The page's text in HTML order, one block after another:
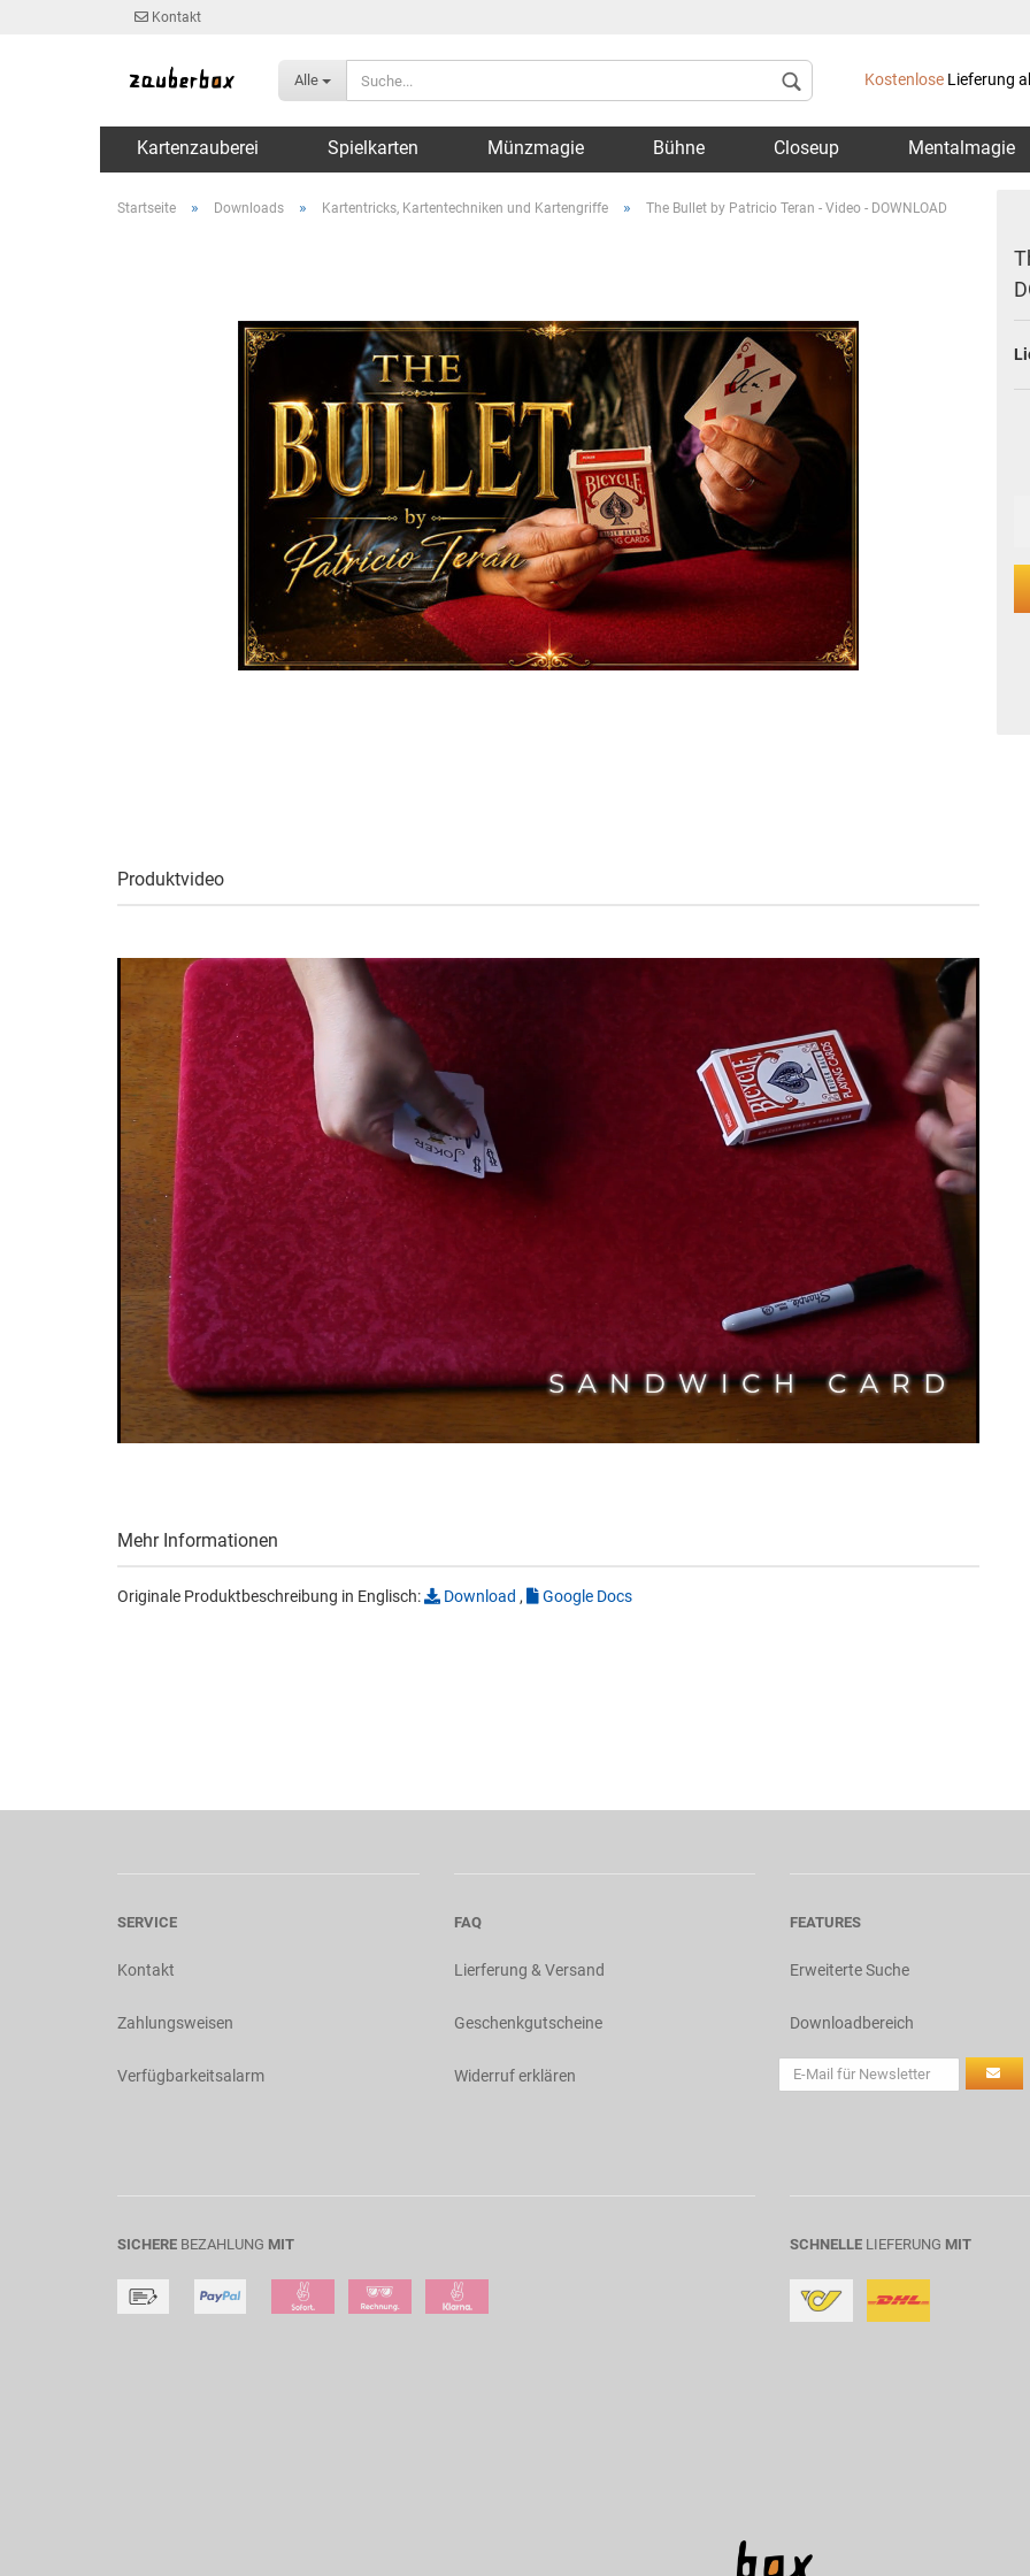
Kontakt
Lieferland
Alle Kostenlose Lieferung
Kartenzauberei Spielkarten Münzmagie Bühne Closeup Mentalmagie
Startseite » Downloads » Kartentricks, Kartentechniken und Kartengriffe » The Bullet by Patricio Teran - Video - DOWNLOAD
Produktvideo
Mehr Informationen
Originale Produktbeschreibung in Englisch: Download , Google Docs
SERVICE
Kontakt
Zahlungsweisen
Verfügbarkeitsalarm
FAQ
Lierferung & Versand
Geschenkgutscheine
Widerruf erklären
FEATURES
Erweiterte Suche
Downloadbereich
SICHERE BEZAHLUNG MIT SCHNELLE LIEFERUNG MIT